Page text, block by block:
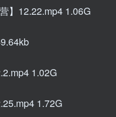
】12.22.mp4 1.06G
1.02G
1.72G